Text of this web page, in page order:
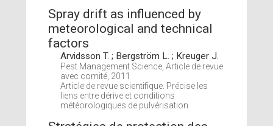
Spray drift as influenced by
meteorological and technical
factors
Arvidsson T. ; Bergström L. ; Kreuger J.
Pest Management Science, Article de revue
avec comité, 2011
Article de revue scientifique. Précise les
liens entre dérive et conditions
météorologiques de pulvérisation